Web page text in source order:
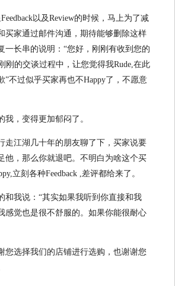
以及Review的时候，马上为了减
买家通过邮件沟通，期待能够删除这样
一长串的说明：“您好，刚刚有收到您的
刚的交谈过程中，让您觉得我Rude,在此
”不过似乎买家再也不Happy了，不愿意
我，变得更加郁闷了。
走江湖几十年的朋友聊了下，买家说要
他，那么你就退吧。不明白为啥这个买
立刻各种Feedback ,差评都给来了。
和我说：“其实如果我听到你直接和我
感觉也是很不舒服的。如果你能很耐心
您选择我们的店铺进行选购，也谢谢您